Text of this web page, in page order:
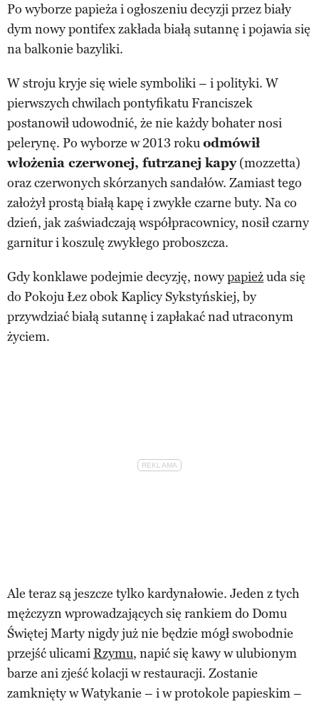
Po wyborze papieża i ogłoszeniu decyzji przez biały
dym nowy pontifex zakłada białą sutannę i pojawia się
na balkonie bazyliki.
W stroju kryje się wiele symboliki – i polityki. W
pierwszych chwilach pontyfikatu Franciszek
postanowił udowodnić, że nie każdy bohater nosi
pelerynę. Po wyborze w 2013 rokuodmówił
włożenia czerwonej, futrzanej kapy(mozzetta)
oraz czerwonych skórzanych sandałów. Zamiast tego
założył prostą białą kapę i zwykłe czarne buty. Na co
dzień, jak zaświadczają współpracownicy, nosił czarny
garnitur i koszulę zwykłego proboszcza.
Gdy konklawe podejmie decyzję, nowypapieżuda się
do Pokoju Łez obok Kaplicy Sykstyńskiej, by
przywdziać białą sutannę i zapłakać nad utraconym
życiem.
Ale teraz są jeszcze tylko kardynałowie. Jeden z tych
mężczyzn wprowadzających się rankiem do Domu
Świętej Marty nigdy już nie będzie mógł swobodnie
przejść ulicami Rzymu, napić się kawy w ulubionym
barze ani zjeść kolacji w restauracji. Zostanie
zamknięty w Watykanie – i w protokole papieskim –